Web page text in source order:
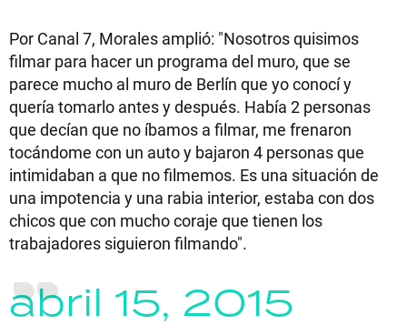
Por Canal 7, Morales amplió: "Nosotros quisimos
filmar para hacer un programa del muro, que se
parece mucho al muro de Berlín que yo conocí y
quería tomarlo antes y después. Había 2 personas
que decían que no íbamos a filmar, me frenaron
tocándome con un auto y bajaron 4 personas que
intimidaban a que no filmemos. Es una situación de
una impotencia y una rabia interior, estaba con dos
chicos que con mucho coraje que tienen los
trabajadores siguieron filmando".
abril 15, 2015